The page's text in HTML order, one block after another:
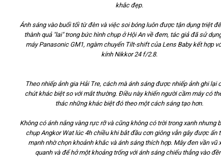
khắc đẹp.
Ánh sáng vào buổi tối từ đèn và việc soi bóng luôn được tận dụng triệt
thành quả "lai" trong bức hình chụp ở Hội An về đem, tác giả đã sử
máy Panasonic GM1, ngàm chuyển Tilt-shift của Lens Baby kết hợp
kính Nikkor 24 f/2.8.
Theo nhiếp ảnh gia Hải Tre, cách mà ánh sáng được nhiếp ảnh ghi lại
chút khác biệt so với mắt thường. Điều này khiến người cầm máy có
thác những khác biệt đó theo một cách sáng tạo hơn.
Không có ánh nắng vàng rực rỡ và cũng không có trời trong xanh nhưng
chụp Angkor Wat lúc 4h chiều khi bắt đầu cơn giông vẫn gây được ấn
mạnh nhờ chọn khoảnh khắc và ánh sáng thích hợp. Mây đen vần vũ
quanh và để hở một khoảng trống với ánh sáng chiếu thẳng vào